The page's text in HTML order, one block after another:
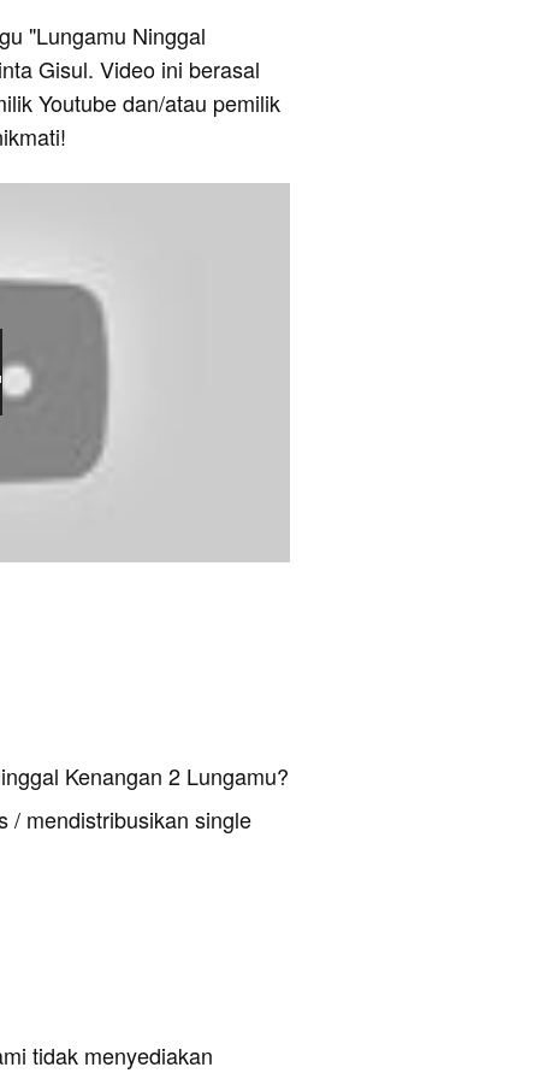
"Lungamu Ninggal
Gisul. Video ini berasal
Youtube dan/atau pemilik
Kenangan 2 Lungamu?
/ mendistribusikan single
tidak menyediakan